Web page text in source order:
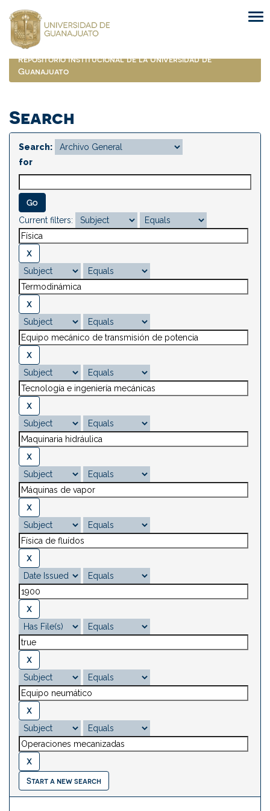
navigation
Repositorio Institucional de la Universidad de
Guanajuato
Search
Search:
for
Current filters:
Start a new search